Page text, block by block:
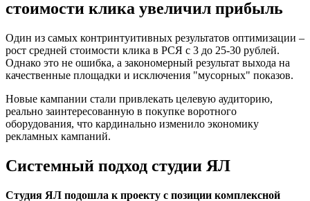
стоимости клика увеличил прибыль
Один из самых контринтуитивных результатов оптимизации –
рост средней стоимости клика в РСЯ с 3 до 25-30 рублей.
Однако это не ошибка, а закономерный результат выхода на
качественные площадки и исключения "мусорных" показов.
Новые кампании стали привлекать целевую аудиторию,
реально заинтересованную в покупке воротного
оборудования, что кардинально изменило экономику
рекламных кампаний.
Системный подход студии ЯЛ
Студия ЯЛ подошла к проекту с позиции комплексной